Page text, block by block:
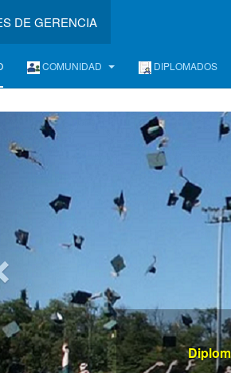
DE GERENCIA
COMUNIDAD DIPLOMADOS